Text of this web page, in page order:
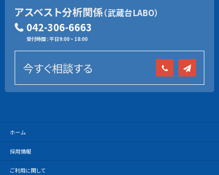
アスベスト分析関係（武蔵台LABO）
042-306-6663
受付時間 : 平日9:00 ~ 18:00
今すぐ相談する
ホーム
採用情報
ご利用に関して